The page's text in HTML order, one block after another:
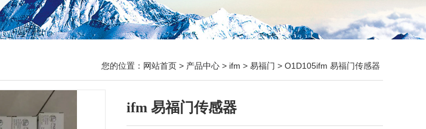
您的位置： 网站首页 > 产品中心 > ifm > 易福门 > O1D105ifm 易福门传感器
ifm 易福门传感器